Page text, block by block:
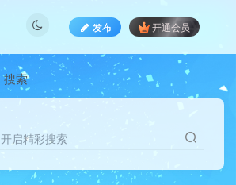
发布 开通会员
搜索
开启精彩搜索